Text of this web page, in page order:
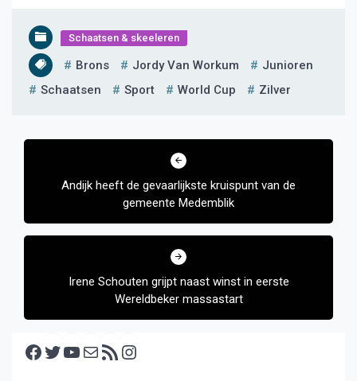
Schaatsen & skeeleren
Brons Jordy Van Workum
Junioren
Schaatsen
Sport World Cup Zilver
Bericht
Andijk heeft de gevaarlijkste kruispunt van de
gemeente Medemblik
Irene Schouten grijpt naast winst in eerste
Wereldbeker massastart
Facebook Twitter YouTube E-mail RSS feed